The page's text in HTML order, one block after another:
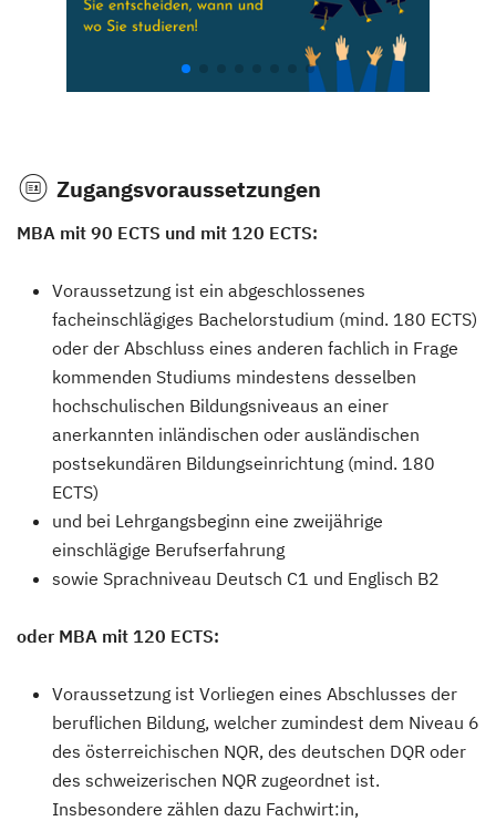
Zugangsvoraussetzungen
MBA mit 90 ECTS und mit 120 ECTS:
Voraussetzung ist ein abgeschlossenes
facheinschlägiges Bachelorstudium (mind. 180 ECTS)
oder der Abschluss eines anderen fachlich in Frage
kommenden Studiums mindestens desselben
hochschulischen Bildungsniveaus an einer
anerkannten inländischen oder ausländischen
postsekundären Bildungseinrichtung (mind. 180
ECTS)
und bei Lehrgangsbeginn eine zweijährige
einschlägige Berufserfahrung
sowie Sprachniveau Deutsch C1 und Englisch B2
oder MBA mit 120 ECTS:
Voraussetzung ist Vorliegen eines Abschlusses der
beruflichen Bildung, welcher zumindest dem Niveau 6
des österreichischen NQR, des deutschen DQR oder
des schweizerischen NQR zugeordnet ist.
Insbesondere zählen dazu Fachwirt:in,